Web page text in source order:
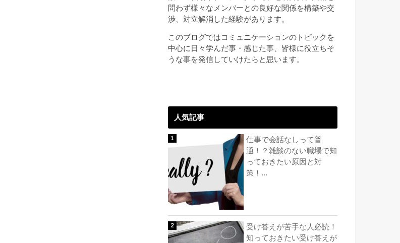
問わず様々なメンバーとの良好な関係を構築や交
渉、対立解消した経験があります。
このブログではコミュニケーションのトピックを
中心に日々学んだ事・感じた事、皆様に役立ちそ
うな事を発信していけたらと思います。
人気記事
仕事で会話なしって普
通！？雑談のない職場で知
っておきたい原因と対
策！...
受け答えが苦手な人必読！
知っておきたい受け答えが